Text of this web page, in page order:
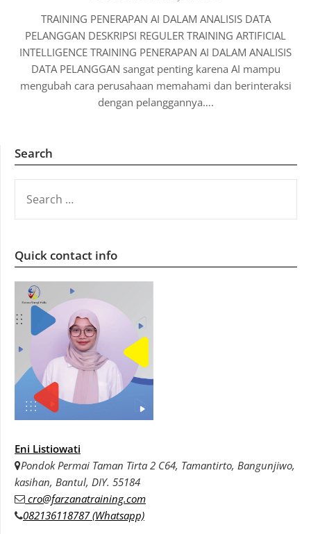
TRAINING PENERAPAN AI DALAM ANALISIS DATA
PELANGGAN DESKRIPSI REGULER TRAINING ARTIFICIAL
INTELLIGENCE TRAINING PENERAPAN AI DALAM ANALISIS
DATA PELANGGAN sangat penting karena AI mampu
mengubah cara perusahaan memahami dan berinteraksi
dengan pelanggannya….
Search
FOR:
Quick contact info
Eni Listiowati
Pondok Permai Taman Tirta 2 C64, Tamantirto, Bangunjiwo,
kasihan, Bantul, DIY. 55184
cro@farzanatraining.com
082136118787 (Whatsapp)